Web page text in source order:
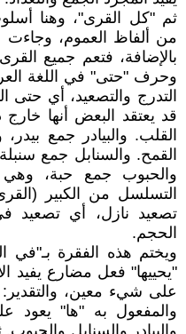
ثم "كل القرى"، وهنا
من ألفاظ العموم، وجاءت
بالإضافة، فتعم جميع
وحرف "حتى" في اللغة
التدرج والتصعيد، أي حتى
قد يعتقد البعض أنها
القلب. والبيادر جمع
القمح. والسنابل جمع
والحبوب جمع حبة، وهي
التسلسل من الكبير
تصعيد نازل، أي تصعيد
الحجم.
ويختم هذه الفقرة بـ"في
"يحييها" فعل مضارع يفيد
على شيء معين،
والمفعول به "ها"